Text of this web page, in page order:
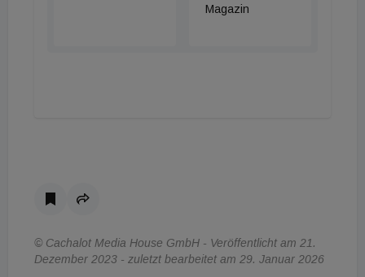
Magazin
© Cachalot Media House GmbH - Veröffentlicht am 21.
Dezember 2023 - zuletzt bearbeitet am 29. Januar 2026